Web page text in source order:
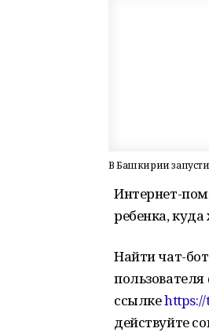
В Башкирии
Интернет-
ребенка,
Найти чат-
пользователя
ссылке
действуйте